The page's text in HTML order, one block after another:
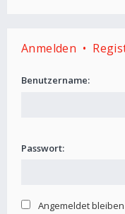
Anmelden •
Benutzername:
Passwort:
Angemeldet bleiben